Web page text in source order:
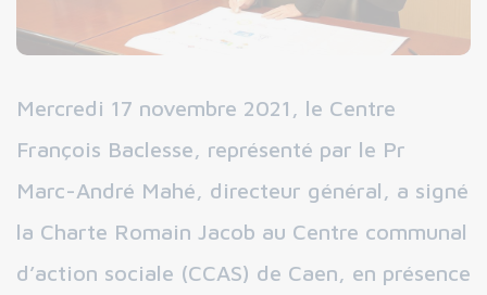
Mercredi 17 novembre 2021, le Centre
François Baclesse, représenté par le Pr
Marc-André Mahé, directeur général, a signé
la Charte Romain Jacob au Centre communal
d’action sociale (CCAS) de Caen, en présence